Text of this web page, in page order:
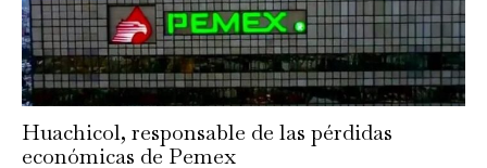
Huachicol, responsable de las pérdidas
económicas de Pemex